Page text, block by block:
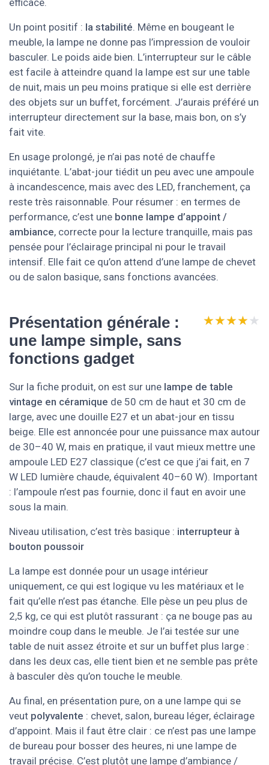
efficace.
Un point positif : la stabilité. Même en bougeant le
meuble, la lampe ne donne pas l’impression de vouloir
basculer. Le poids aide bien. L’interrupteur sur le câble
est facile à atteindre quand la lampe est sur une table
de nuit, mais un peu moins pratique si elle est derrière
des objets sur un buffet, forcément. J’aurais préféré un
interrupteur directement sur la base, mais bon, on s’y
fait vite.
En usage prolongé, je n’ai pas noté de chauffe
inquiétante. L’abat-jour tiédit un peu avec une ampoule
à incandescence, mais avec des LED, franchement, ça
reste très raisonnable. Pour résumer : en termes de
performance, c’est une bonne lampe d’appoint /
ambiance, correcte pour la lecture tranquille, mais pas
pensée pour l’éclairage principal ni pour le travail
intensif. Elle fait ce qu’on attend d’une lampe de chevet
ou de salon basique, sans fonctions avancées.
Présentation générale :
une lampe simple, sans
fonctions gadget
★★★★★
★★★★★
Sur la fiche produit, on est sur une lampe de table
vintage en céramique de 50 cm de haut et 30 cm de
large, avec une douille E27 et un abat-jour en tissu
beige. Elle est annoncée pour une puissance max autour
de 30–40 W, mais en pratique, il vaut mieux mettre une
ampoule LED E27 classique (c’est ce que j’ai fait, en 7
W LED lumière chaude, équivalent 40–60 W). Important
: l’ampoule n’est pas fournie, donc il faut en avoir une
sous la main.
Niveau utilisation, c’est très basique : interrupteur à
bouton poussoir
La lampe est donnée pour un usage intérieur
uniquement, ce qui est logique vu les matériaux et le
fait qu’elle n’est pas étanche. Elle pèse un peu plus de
2,5 kg, ce qui est plutôt rassurant : ça ne bouge pas au
moindre coup dans le meuble. Je l’ai testée sur une
table de nuit assez étroite et sur un buffet plus large :
dans les deux cas, elle tient bien et ne semble pas prête
à basculer dès qu’on touche le meuble.
Au final, en présentation pure, on a une lampe qui se
veut polyvalente : chevet, salon, bureau léger, éclairage
d’appoint. Mais il faut être clair : ce n’est pas une lampe
de bureau pour bosser des heures, ni une lampe de
travail précise. C’est plutôt une lampe d’ambiance /